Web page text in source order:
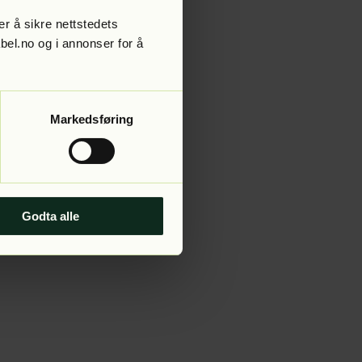
å sikre nettstedets
og i annonser for å
Markedsføring
Godta alle